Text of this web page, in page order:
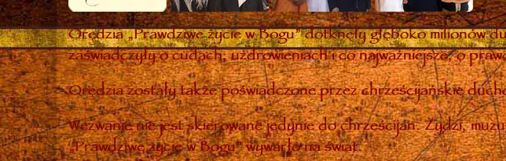
Orędzia „Prawdziwe życie w Bogu” dotknęły głęboko
zaświadczyły o cudach, uzdrowieniach i co najważniejsze, o
Orędzia zostały także poświadczone przez chrześcijańskie
Wezwanie nie jest skierowane jedynie do chrześcijan. Żydzi,
„Prawdziwe życie w Bogu” wywarło na świat.